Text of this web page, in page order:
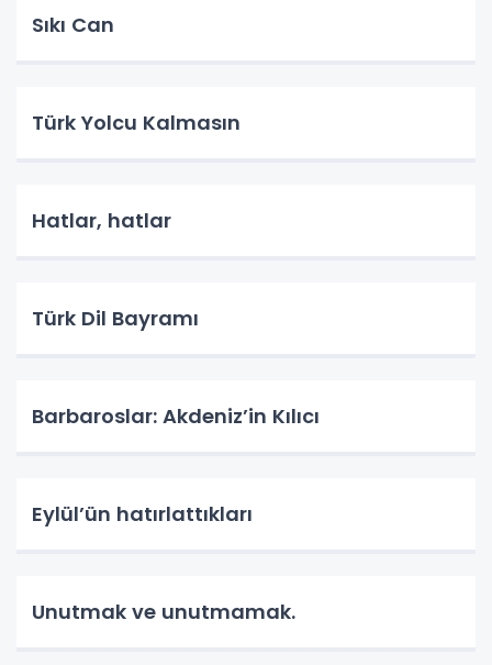
Sıkı Can
Türk Yolcu Kalmasın
Hatlar, hatlar
Türk Dil Bayramı
Barbaroslar: Akdeniz’in Kılıcı
Eylül’ün hatırlattıkları
Unutmak ve unutmamak.